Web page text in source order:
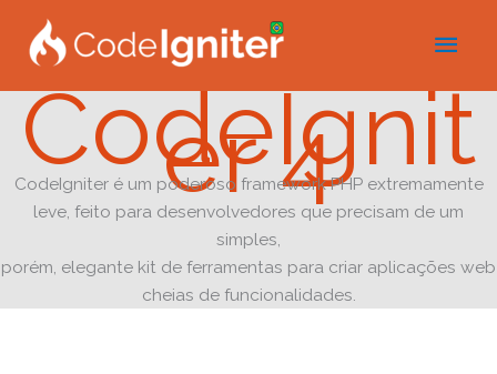
para
conteúdo
CodeIgnit
er 4
CodeIgniter é um poderoso framework PHP extremamente
leve, feito para desenvolvedores que precisam de um
simples,
porém, elegante kit de ferramentas para criar aplicações web
cheias de funcionalidades.